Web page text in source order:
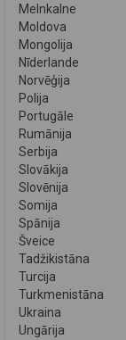
Melnkalne
Moldova
Mongolija
Nīderlande
Norvēģija
Polija
Portugāle
Rumānija
Serbija
Slovākija
Slovēnija
Somija
Spānija
Šveice
Tadžikistāna
Turcija
Turkmenistāna
Ukraina
Ungārija